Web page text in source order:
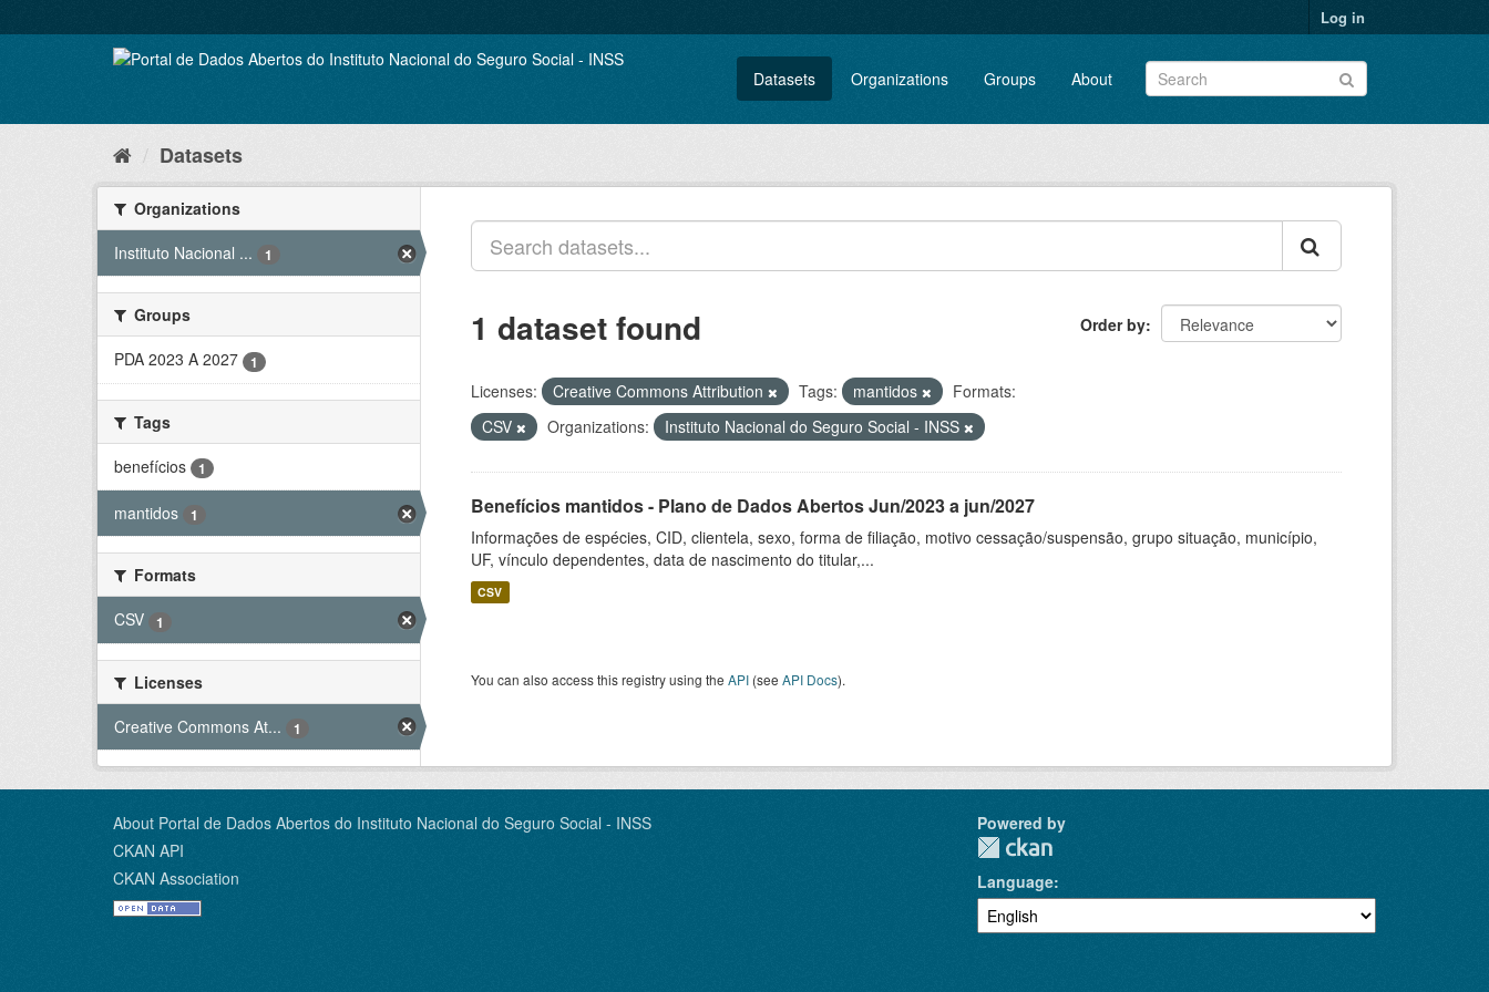
to
Log in
Datasets Organizations Groups About
Datasets
Organizations
Instituto Nacional ...
1
Groups
PDA 2023 A 2027
1
Tags
benefícios
1
mantidos 1
Formats
CSV
1
Licenses
Creative Commons At...
1
Order by
1 dataset found
Licenses: Creative Commons Attribution Tags: mantidos
Formats:
CSV
Organizations: Instituto Nacional do Seguro Social - INSS
Benefícios mantidos - Plano de Dados Abertos Jun/2023 a jun/2027
Informações de espécies, CID, clientela, sexo, forma de filiação, motivo cessação/suspensão, grupo situação, município,
UF, vínculo dependentes, data de nascimento do titular,...
CSV
You can also access this registry using the API (see API Docs).
About Portal de Dados Abertos do Instituto Nacional do Seguro Social - INSS
CKAN API
CKAN Association
Powered by
Language